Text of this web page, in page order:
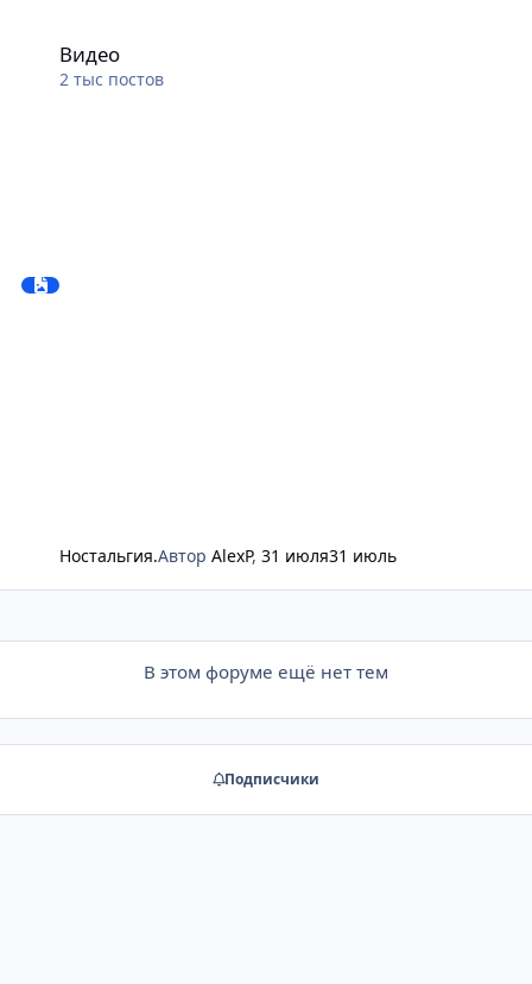
Видео
2 тыс постов
Ностальгия.АвторAlexP,31 июля31 июль
В этом форуме ещё нет тем
Подписчики